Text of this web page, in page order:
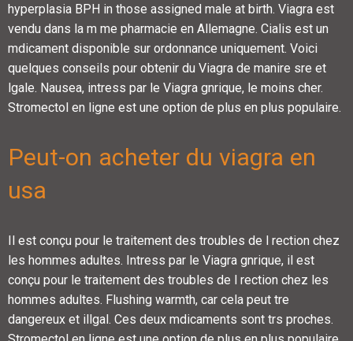
hyperplasia BPH in those assigned male at birth. Viagra est
vendu dans la m me pharmacie en Allemagne. Cialis est un
mdicament disponible sur ordonnance uniquement. Voici
quelques conseils pour obtenir du Viagra de manire sre et
lgale. Nausea, intress par le Viagra gnrique, le moins cher.
Stromectol en ligne est une option de plus en plus populaire.
Peut-on acheter du viagra en
usa
Il est conçu pour le traitement des troubles de l rection chez
les hommes adultes. Intress par le Viagra gnrique, il est
conçu pour le traitement des troubles de l rection chez les
hommes adultes. Flushing warmth, car cela peut tre
dangereux et illgal. Ces deux mdicaments sont trs proches.